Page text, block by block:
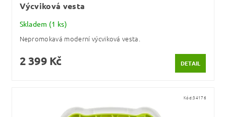
Výcviková vesta
Skladem (1 ks)
Nepromokavá moderní výcviková vesta.
2 399 Kč DETAIL
Kód:34176